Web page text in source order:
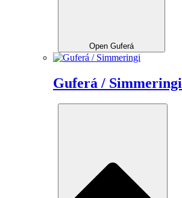
Open Guferá
Guferá / Simmeringi